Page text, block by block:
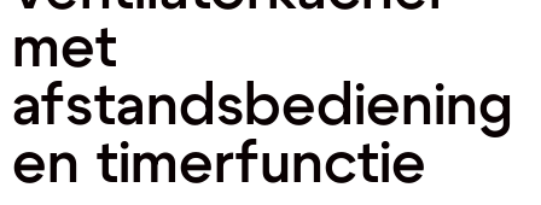
met
afstandsbediening
en timerfunctie